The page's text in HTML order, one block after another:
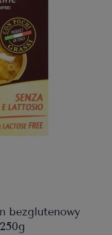
bezglutenowy